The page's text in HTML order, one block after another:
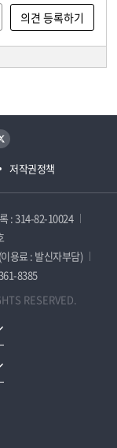
저작권정책
트위터
: 314-82-10024
용료 : 발신자부담)
8385
RESERVED.